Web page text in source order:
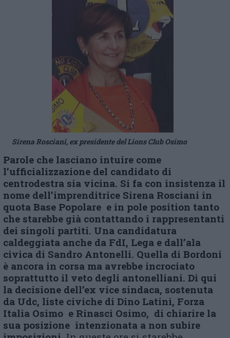
Sirena Rosciani, ex presidente del Lions Club Osimo
Parole che lasciano intuire come
l’ufficializzazione del candidato di
centrodestra sia vicina. Si fa con insistenza il
nome dell’imprenditrice Sirena Rosciani in
quota Base Popolare e in pole position tanto
che starebbe già contattando i rappresentanti
dei singoli partiti. Una candidatura
caldeggiata anche da FdI, Lega e dall’ala
civica di Sandro Antonelli. Quella di Bordoni
è ancora in corsa ma avrebbe incrociato
soprattutto il veto degli antonelliani. Di qui
la decisione dell’ex vice sindaca, sostenuta
da Udc, liste civiche di Dino Latini, Forza
Italia Osimo e Rinasci Osimo, di chiarire la
sua posizione intenzionata a non subire